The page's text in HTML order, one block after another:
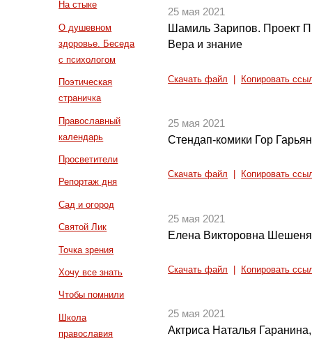
На стыке
О душевном
здоровье. Беседа
с психологом
Поэтическая
страничка
Православный
календарь
Просветители
Репортаж дня
Сад и огород
Святой Лик
Точка зрения
Хочу все знать
Чтобы помнили
Школа
православия
25 мая 2021
Шамиль Зарипов. Проект
Вера и знание
Скачать файл Копировать
25 мая 2021
Стендап-комики Гор
Скачать файл Копировать
25 мая 2021
Елена Викторовна
Скачать файл Копировать
25 мая 2021
Актриса Наталья